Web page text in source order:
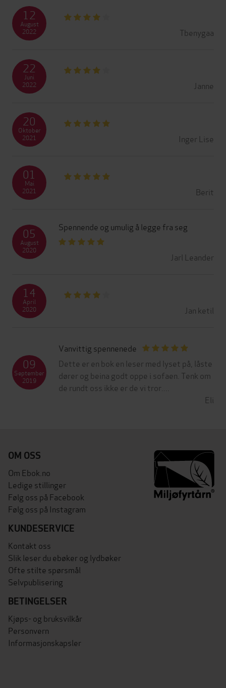
Tbenygaa
12
August
2022
Janne
22
Juni
2022
Inger Lise
20
Oktober
2021
Berit
01
Mai
2021
Spennende og umulig å legge fra seg
Jarl Leander
05
August
2020
Jan ketil
14
April
2020
Vanvittig spennenede
Dette er en bok en leser med lyset på, låste
dører og beina godt oppe i sofaen. Tenk om
de rundt oss ikke er de vi tror....
Eli
09
September
2019
OM OSS
Om Ebok.no
Ledige stillinger
Følg oss på Facebook
Følg oss på Instagram
KUNDESERVICE
Kontakt oss
Slik leser du ebøker og lydbøker
Ofte stilte spørsmål
Selvpublisering
BETINGELSER
Kjøps- og bruksvilkår
Personvern
Informasjonskapsler